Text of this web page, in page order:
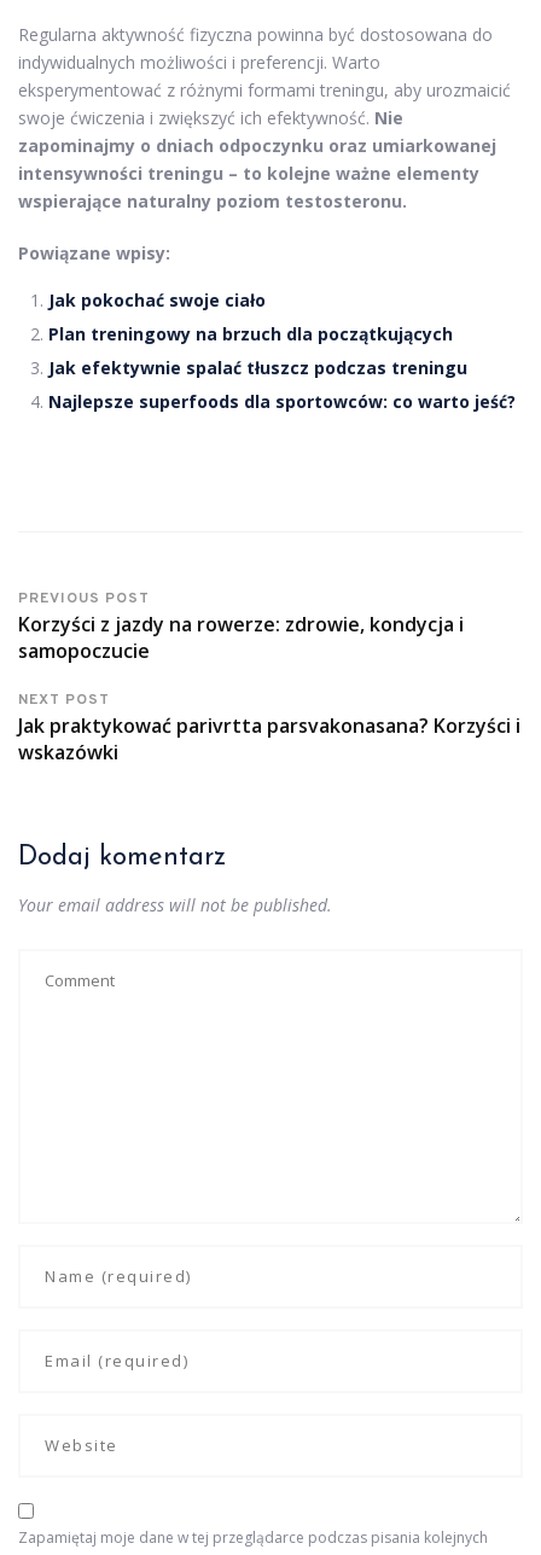
Regularna aktywność fizyczna powinna być dostosowana do
indywidualnych możliwości i preferencji. Warto
eksperymentować z różnymi formami treningu, aby urozmaicić
swoje ćwiczenia i zwiększyć ich efektywność. Nie
zapominajmy o dniach odpoczynku oraz umiarkowanej
intensywności treningu – to kolejne ważne elementy
wspierające naturalny poziom testosteronu.
Powiązane wpisy:
Jak pokochać swoje ciało
Plan treningowy na brzuch dla początkujących
Jak efektywnie spalać tłuszcz podczas treningu
Najlepsze superfoods dla sportowców: co warto jeść?
PREVIOUS POST
Korzyści z jazdy na rowerze: zdrowie, kondycja i
samopoczucie
NEXT POST
Jak praktykować parivrtta parsvakonasana? Korzyści i
wskazówki
Dodaj komentarz
Your email address will not be published.
Zapamiętaj moje dane w tej przeglądarce podczas pisania kolejnych